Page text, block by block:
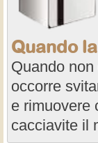
Quando
Quando
occorre
e rimuovere
cacciavite il